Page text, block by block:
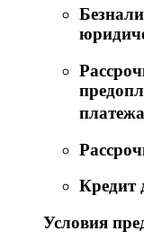
Кредит
Условия